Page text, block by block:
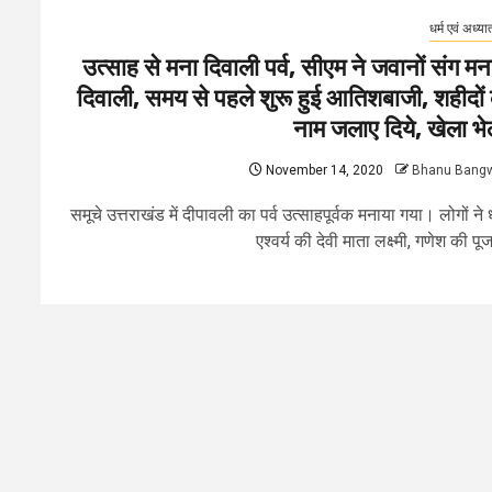
धर्म एवं
उत्साह से मना दिवाली पर्व, सीएम ने जवानों संग
दिवाली, समय से पहले शुरू हुई आतिशबाजी,
नाम जलाए दिये, खेला
November 14, 2020 Bhanu
समूचे उत्तराखंड में दीपावली का पर्व उत्साहपूर्वक मनाया गया। लोगों ने
एश्वर्य की देवी माता लक्ष्मी, गणेश की